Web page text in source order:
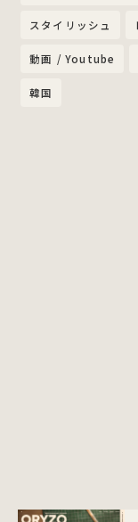
スタイリッシュ
動画 / Youtube
韓国